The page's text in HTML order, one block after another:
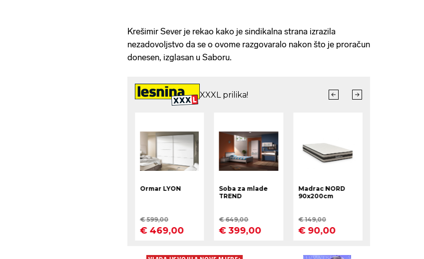
Krešimir Sever je rekao kako je sindikalna strana izrazila
nezadovoljstvo da se o ovome razgovaralo nakon što je proračun
donesen, izglasan u Saboru.